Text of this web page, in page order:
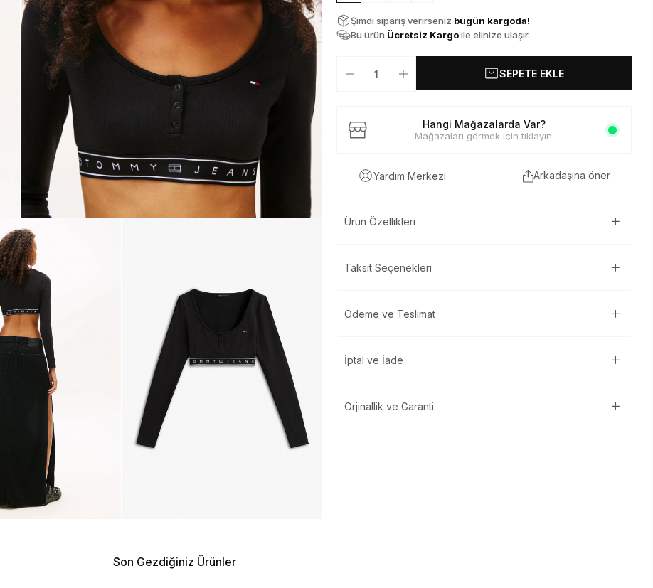
Şimdi sipariş verirseniz bugün kargoda!
Bu ürün Ücretsiz Kargoile elinize ulaşır.
SEPETE EKLE
Hangi Mağazalarda Var?
Mağazaları görmek için tıklayın.
Yardım Merkezi Arkadaşına öner
Ürün Özellikleri
Taksit Seçenekleri
Ödeme ve Teslimat
İptal ve İade
Orjinallik ve Garanti
Son Gezdiğiniz Ürünler